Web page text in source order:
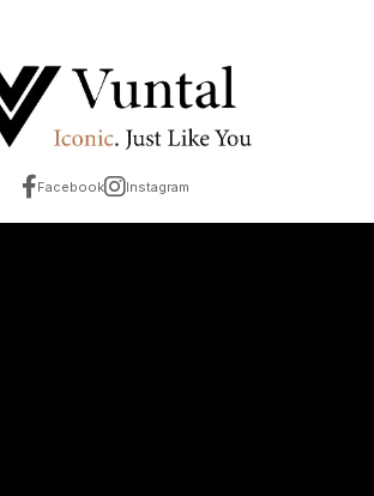
Facebook Instagram